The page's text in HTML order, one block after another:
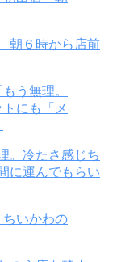
朝６時から店前
。冷たさ感じち
に運んでもらい